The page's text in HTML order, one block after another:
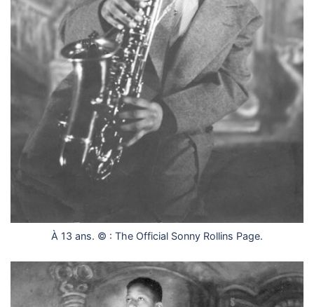
À 13 ans. © : The Official Sonny Rollins Page.